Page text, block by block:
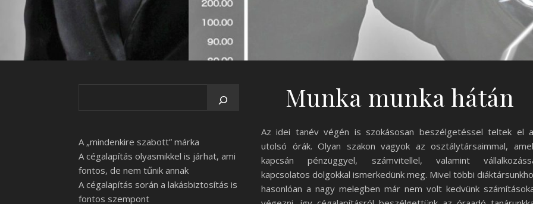
A „mindenkire szabott” márka
A cégalapítás olyasmikkel is járhat, ami
fontos, de nem tűnik annak
A cégalapítás során a lakásbiztosítás is
fontos szempont
Munka munka hátán
Az idei tanév végén is szokásosan beszélgetéssel teltek el
utolsó órák. Olyan szakon vagyok az osztálytársaimmal,
kapcsán pénzüggyel, számvitellel, valamint
kapcsolatos dolgokkal ismerkedünk meg. Mivel többi
hasonlóan a nagy melegben már nem volt kedvünk